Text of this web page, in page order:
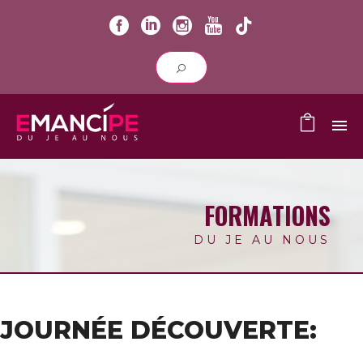
FORMATIONS
DU JE AU NOUS
JOURNÉE DÉCOUVERTE: